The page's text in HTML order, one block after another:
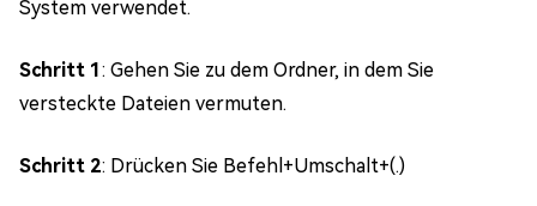
System verwendet.
Schritt 1: Gehen Sie zu dem Ordner, in dem Sie
versteckte Dateien vermuten.
Schritt 2: Drücken Sie Befehl+Umschalt+(.)